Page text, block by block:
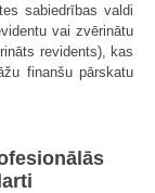
sabiedrības valdi
vai zvērinātu
revidents), kas
finanšu pārskatu